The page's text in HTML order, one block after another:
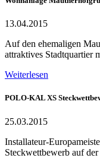
13.04.2015
Auf den ehemaligen
attraktives Stadtquartier
Weiterlesen
POLO-KAL XS
25.03.2015
Installateur-
Steckwettbewerb auf